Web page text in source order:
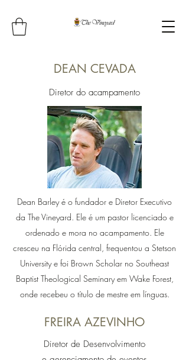
DEAN CEVADA
Diretor do acampamento
Dean Barley é o fundador e Diretor Executivo
da The Vineyard. Ele é um pastor licenciado e
ordenado e mora no acampamento. Ele
cresceu na Flórida central, frequentou a Stetson
University e foi Brown Scholar no Southeast
Baptist Theological Seminary em Wake Forest,
onde recebeu o título de mestre em línguas.
FREIRA AZEVINHO
Diretor de Desenvolvimento